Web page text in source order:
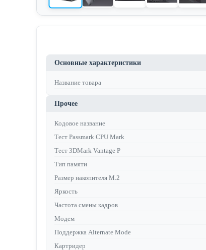
Основные характеристики
Название товара
Прочее
Кодовое название
Тест Passmark CPU Mark
Тест 3DMark Vantage P
Тип памяти
Размер накопителя M.2
Яркость
Частота смены кадров
Модем
Поддержка Alternate Mode
Картридер